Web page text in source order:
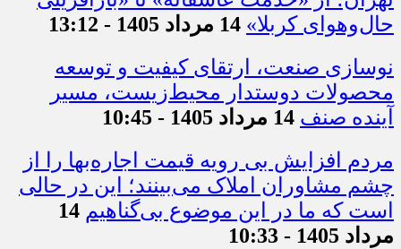
حال‌وهوای کربلا» 14 مرداد 1405 - 13:12
نوسازی صنعت، ارتقای کیفیت و توسعه
محصولات دوستدار محیط‌زیست، مسیر
آینده صنف 14 مرداد 1405 - 10:45
مردم افزایش بی رویه قیمت اجاره‌بها را از
چشم مشاوران املاک می‌بینند؛ این در حالی
است که ما در این موضوع بی‌گناهیم 14
مرداد 1405 - 10:33